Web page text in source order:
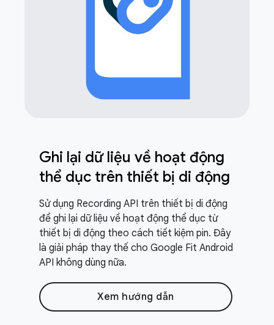
Ghi lại dữ liệu về hoạt động
thể dục trên thiết bị di động
Sử dụng Recording API trên thiết bị di động
để ghi lại dữ liệu về hoạt động thể dục từ
thiết bị di động theo cách tiết kiệm pin. Đây
là giải pháp thay thế cho Google Fit Android
API không dùng nữa.
Xem hướng dẫn